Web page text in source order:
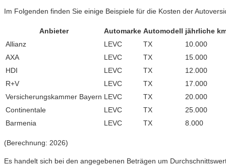
Im Folgenden finden Sie einige Beispiele für die Kosten der
Anbieter Automarke Automodell jährliche
Allianz
LEVC TX
10.000
AXA
LEVC TX
15.000
HDI
LEVC TX
12.000
R+V
LEVC TX
17.000
Versicherungskammer Bayern LEVC TX
20.000
Continentale
LEVC TX
25.000
Barmenia
LEVC TX 8.000
(Berechnung: 2026)
Es handelt sich bei den angegebenen Beträgen um